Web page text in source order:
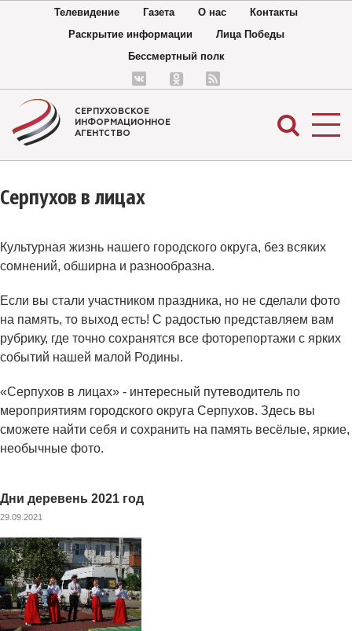
Телевидение Газета О нас
Контакты
Раскрытие информации
Лица Победы
Бессмертный полк
СЕРПУХОВСКОЕ
ИНФОРМАЦИОННОЕ
АГЕНТСТВО
Серпухов в лицах
Культурная жизнь нашего городского округа, без всяких
сомнений, обширна и разнообразна.
Если вы стали участником праздника, но не сделали фото
на память, то выход есть! С радостью представляем вам
рубрику, где точно сохранятся все фоторепортажи с ярких
событий нашей малой Родины.
«Серпухов в лицах» - интересный путеводитель по
мероприятиям городского округа Серпухов. Здесь вы
сможете найти себя и сохранить на память весёлые, яркие,
необычные фото.
Дни деревень 2021 год
29.09.2021